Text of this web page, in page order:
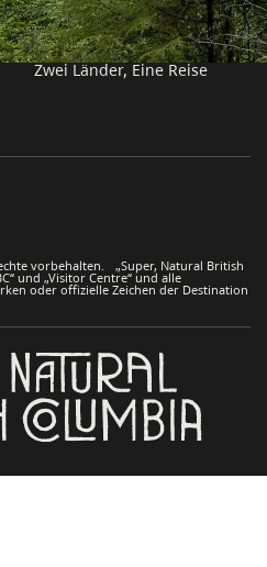
Reisevorschläge
Praktische Tipps
Zwei Länder, Eine Reise
vorbehalten. „Super, Natural British
und „Visitor Centre“ und alle
oder offizielle Zeichen der Destination